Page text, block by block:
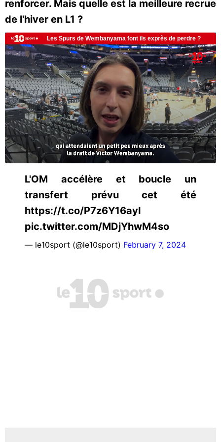
renforcer. Mais quelle est la meilleure recrue
de l'hiver en L1 ?
L'OM accélère et boucle un
transfert prévu cet été
https://t.co/P7z6Y16ayI
pic.twitter.com/MDjYhwM4so
— le10sport (@le10sport) February 7, 2024